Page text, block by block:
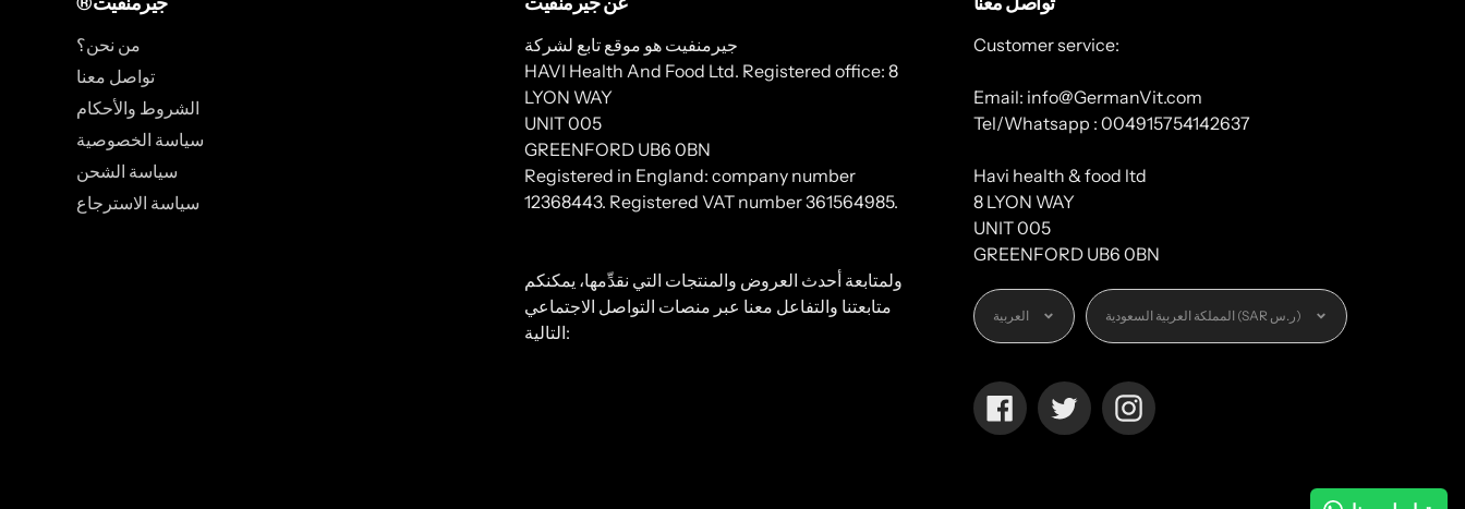
من نحن؟
تواصل معنا
الشروط والأحكام
سياسة الخصوصية
سياسة الشحن
سياسة الاسترجاع
جيرمنفيت هو موقع تابع لشركة
HAVI Health And Food Ltd. Registered office: 8
LYON WAY
UNIT 005
GREENFORD UB6 0BN
Registered in England: company number
12368443. Registered VAT number 361564985.
ولمتابعة أحدث العروض والمنتجات التي نقدِّمها، يمكنكم
متابعتنا والتفاعل معنا عبر منصات التواصل الاجتماعي
التالية:
Customer service:
Email: info@GermanVit.com
Tel/Whatsapp : 004915754142637
Havi health & food ltd
8 LYON WAY
UNIT 005
GREENFORD UB6 0BN
اللغة
العربية العملة المملكة العربية السعودية (SAR ر.س)
FacebookTwitterInstagram